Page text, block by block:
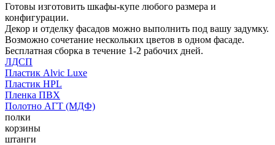
Готовы изготовить шкафы-купе любого размера и
конфигурации.
Декор и отделку фасадов можно выполнить под вашу задумку.
Возможно сочетание нескольких цветов в одном фасаде.
Бесплатная сборка в течение 1-2 рабочих дней.
ЛДСП
Пластик Alvic Luxe
Пластик HPL
Пленка ПВХ
Полотно АГТ (МДФ)
полки
корзины
штанги